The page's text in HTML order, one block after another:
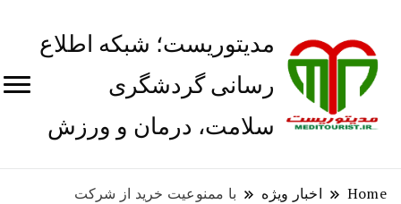
مدیتوریست؛ شبکه اطلاع
رسانی گردشگری
سلامت، درمان و ورزش
Home اخبار ویژه
با ممنوعیت خرید از شرکت